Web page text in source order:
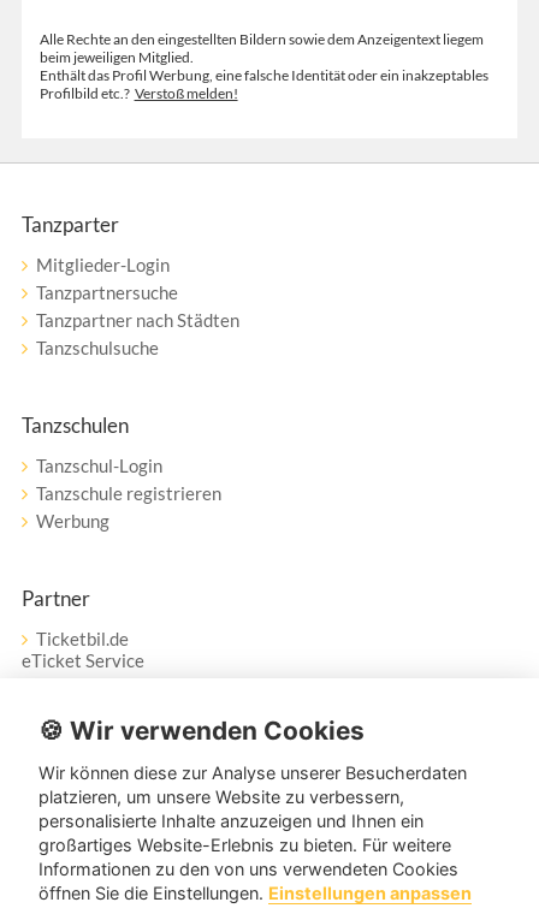
Alle Rechte an den eingestellten Bildern sowie dem Anzeigentext liegem
beim jeweiligen Mitglied.
Enthält das Profil Werbung, eine falsche Identität oder ein inakzeptables
Profilbild etc.? Verstoß melden!
Tanzparter
Mitglieder-Login
Tanzpartnersuche
Tanzpartner nach Städten
Tanzschulsuche
Tanzschulen
Tanzschul-Login
Tanzschule registrieren
Werbung
Partner
Ticketbil.de
eTicket Service
Vertrag widerrufen
Service
Unser Tanzpartner-Service hilft Ihnen bei Fragen und
Anregungen gerne weiter!
🍪 Wir verwenden Cookies
Wir können diese zur Analyse unserer Besucherdaten
platzieren, um unsere Website zu verbessern,
personalisierte Inhalte anzuzeigen und Ihnen ein
großartiges Website-Erlebnis zu bieten. Für weitere
Informationen zu den von uns verwendeten Cookies
öffnen Sie die Einstellungen. Einstellungen anpassen